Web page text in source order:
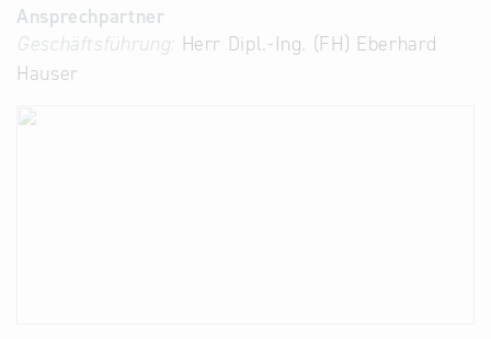
Ansprechpartner
Geschäftsführung: Herr Dipl.-Ing. (FH) Eberhard
Hauser